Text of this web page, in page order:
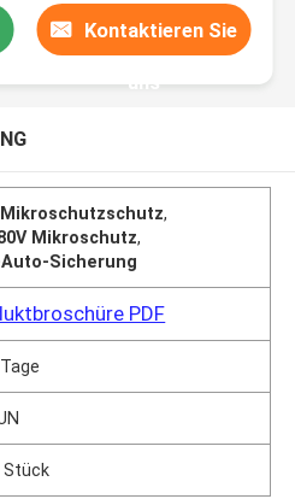
Kontaktieren Sie
uns
Mikroschutzschutz,
Mikroschutz,
Auto-Sicherung
PDF
Stück